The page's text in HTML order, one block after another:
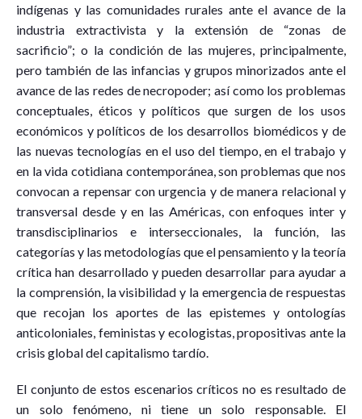
indígenas y las comunidades rurales ante el avance de la
industria extractivista y la extensión de “zonas de
sacrificio”; o la condición de las mujeres, principalmente,
pero también de las infancias y grupos minorizados ante el
avance de las redes de necropoder; así como los problemas
conceptuales, éticos y políticos que surgen de los usos
económicos y políticos de los desarrollos biomédicos y de
las nuevas tecnologías en el uso del tiempo, en el trabajo y
en la vida cotidiana contemporánea, son problemas que nos
convocan a repensar con urgencia y de manera relacional y
transversal desde y en las Américas, con enfoques inter y
transdisciplinarios e interseccionales, la función, las
categorías y las metodologías que el pensamiento y la teoría
crítica han desarrollado y pueden desarrollar para ayudar a
la comprensión, la visibilidad y la emergencia de respuestas
que recojan los aportes de las epistemes y ontologías
anticoloniales, feministas y ecologistas, propositivas ante la
crisis global del capitalismo tardío.
El conjunto de estos escenarios críticos no es resultado de
un solo fenómeno, ni tiene un solo responsable. El